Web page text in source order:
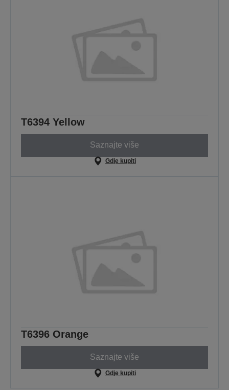
T6394 Yellow
Saznajte više
Gdje kupiti
T6396 Orange
Saznajte više
Gdje kupiti